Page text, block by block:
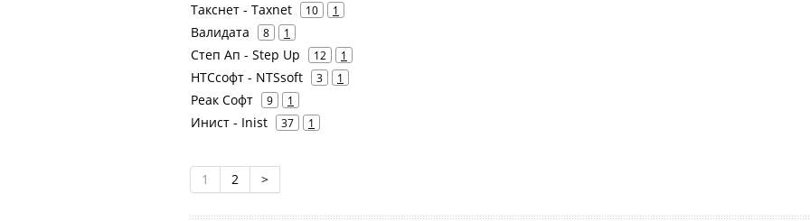
Такснет - Taxnet 10 1
Валидата 8 1
Степ Ап - Step Up 12 1
НТСсофт - NTSsoft 3 1
Реак Софт 9 1
Инист - Inist 37 1
1 2 >